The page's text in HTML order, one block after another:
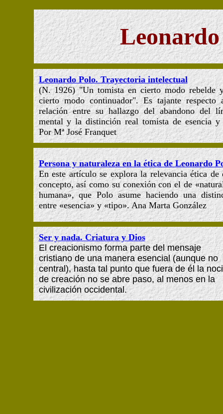
Leonardo
Leonardo Polo. Trayectoria intelectual
(N. 1926) "Un tomista en cierto modo rebelde
cierto modo continuador". Es tajante respecto
relación entre su hallazgo del abandono del
mental y la distinción real tomista de esencia y
Por Mª José Franquet
Persona y naturaleza en la ética de Leonardo
En este artículo se explora la relevancia ética de
concepto, así como su conexión con el de
humana», que Polo asume haciendo una
entre «esencia» y «tipo». Ana Marta González
Ser y nada. Criatura y Dios
El creacionismo forma parte del mensaje
cristiano de una manera esencial (aunque no
central), hasta tal punto que fuera de él la
de creación no se abre paso, al menos en la
civilización occidental.